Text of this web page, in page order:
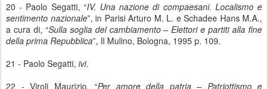
20 - Paolo Segatti, “IV. Una nazione di compaesani. Localismo e
sentimento nazionale”, in Parisi Arturo M. L. e Schadee Hans M.A.,
a cura di, “Sulla soglia del cambiamento – Elettori e partiti alla fine
della prima Repubblica”, Il Mulino, Bologna, 1995 p. 109.
21 - Paolo Segatti, ivi.
22 - Viroli Maurizio, “Per amore della patria – Patriottismo e